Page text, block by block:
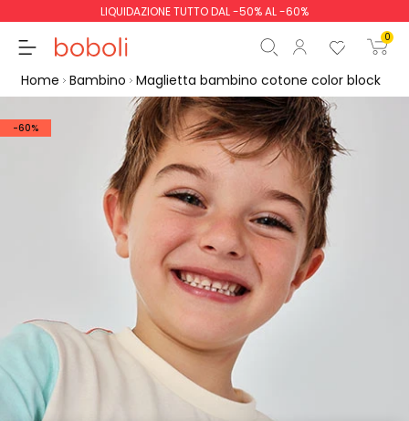
LIQUIDAZIONE TUTTO DAL -50% AL -60%
0
Continua Inizio ordine
Home Bambino Maglietta bambino cotone color block
-60%